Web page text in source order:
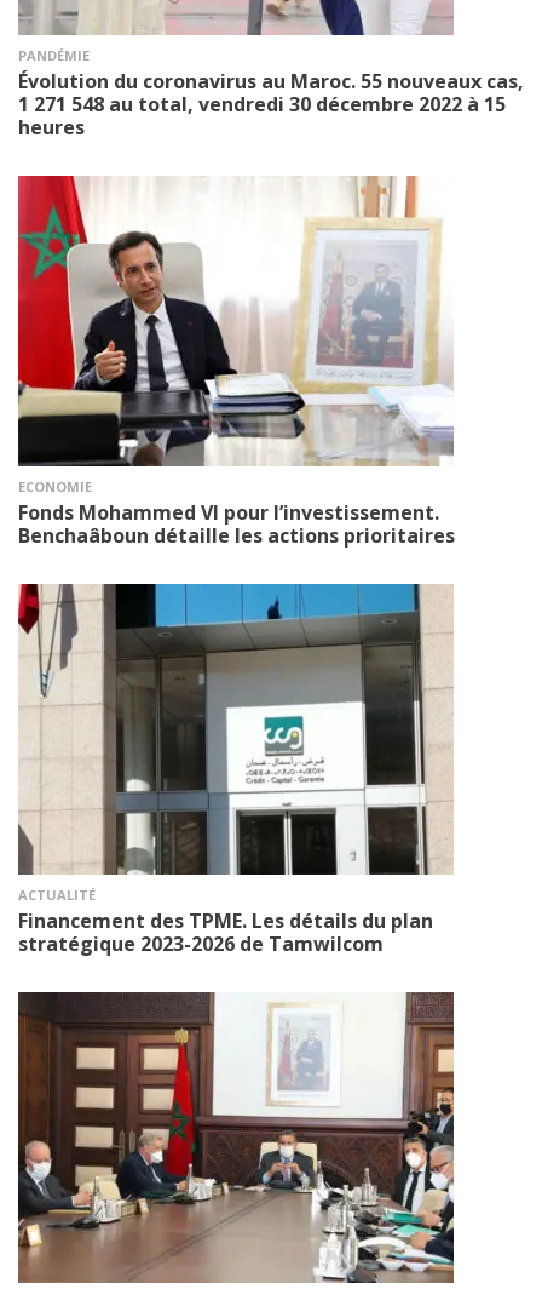
PANDÉMIE
Évolution du coronavirus au Maroc. 55 nouveaux cas,
1 271 548 au total, vendredi 30 décembre 2022 à 15
heures
ECONOMIE
Fonds Mohammed VI pour l’investissement.
Benchaâboun détaille les actions prioritaires
ACTUALITÉ
Financement des TPME. Les détails du plan
stratégique 2023-2026 de Tamwilcom